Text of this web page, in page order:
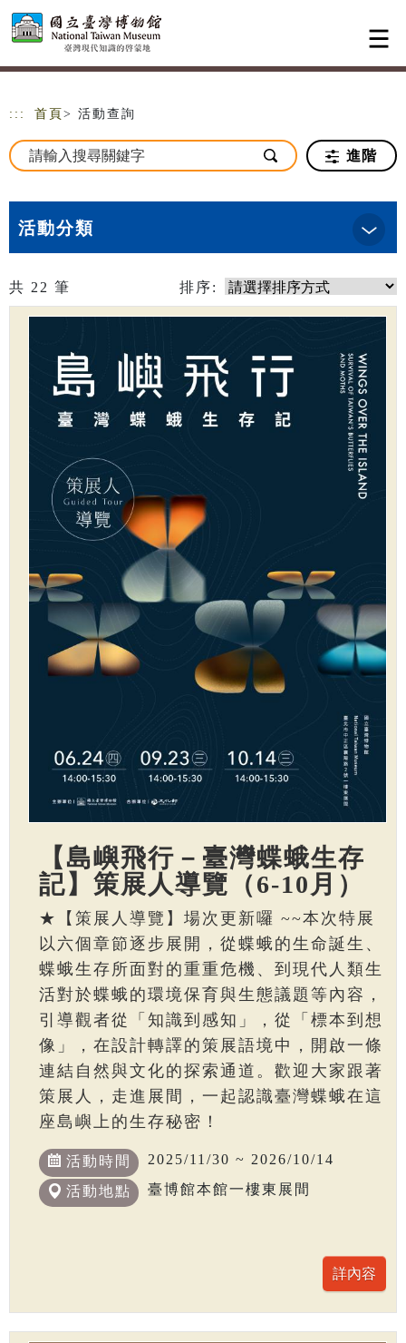
跳到主要內容
網站導覽
::: 首頁 > 活動查詢
進階
活動分類
共 22 筆 排序:
【島嶼飛行－臺灣蝶蛾生存
記】策展人導覽（6-10月）
★【策展人導覽】場次更新囉 ~~本次特展
以六個章節逐步展開，從蝶蛾的生命誕生、
蝶蛾生存所面對的重重危機、到現代人類生
活對於蝶蛾的環境保育與生態議題等內容，
引導觀者從「知識到感知」，從「標本到想
像」，在設計轉譯的策展語境中，開啟一條
連結自然與文化的探索通道。歡迎大家跟著
策展人，走進展間，一起認識臺灣蝶蛾在這
座島嶼上的生存秘密！
活動時間 2025/11/30 ~ 2026/10/14
活動地點 臺博館本館一樓東展間